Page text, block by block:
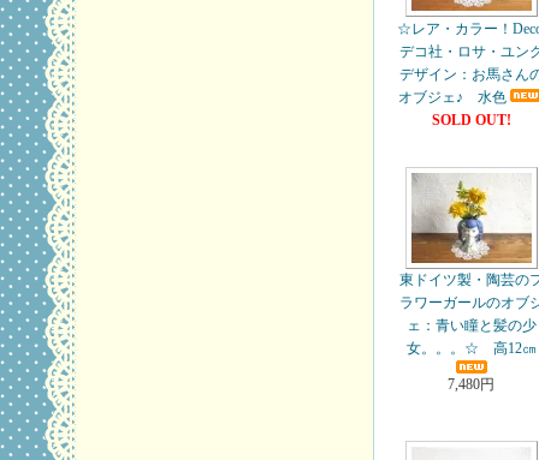
☆レア・カラー！
デコ社・ロサ・ユン
デザイン：お馬さん
オブジェ♪ 水色
SOLD OUT!
東ドイツ製・陶芸の
ラワーガールのオブ
ェ：青い瞳と髪の少
女。。。☆ 高12㎝
7,480円